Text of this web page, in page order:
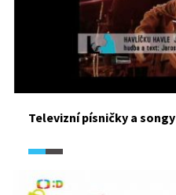
Televizní písničky a songy